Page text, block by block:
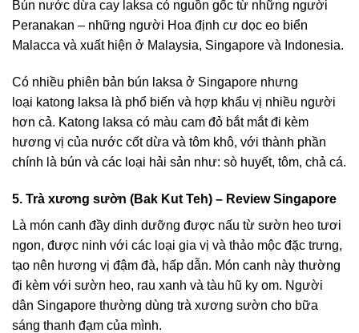
Bún nước dừa cay laksa có nguồn gốc từ những người
Peranakan – những người Hoa định cư dọc eo biển
Malacca và xuất hiện ở Malaysia, Singapore và Indonesia.
Có nhiều phiên bản bún laksa ở Singapore nhưng
loại katong laksa là phổ biến và hợp khẩu vị nhiều người
hơn cả. Katong laksa có màu cam đỏ bắt mắt đi kèm
hương vị của nước cốt dừa và tôm khô, với thành phần
chính là bún và các loại hải sản như: sò huyết, tôm, chả cá.
5. Trà xương sườn (Bak Kut Teh) – Review Singapore
Là món canh đầy dinh dưỡng được nấu từ sườn heo tươi
ngon, được ninh với các loại gia vị và thảo mộc đặc trưng,
tạo nên hương vị đậm đà, hấp dẫn. Món canh này thường
đi kèm với sườn heo, rau xanh và tàu hũ ky om. Người
dân Singapore thường dùng trà xương sườn cho bữa
sáng thanh đạm của mình.